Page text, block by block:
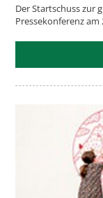
Der Startschuss zur
Pressekonferenz am